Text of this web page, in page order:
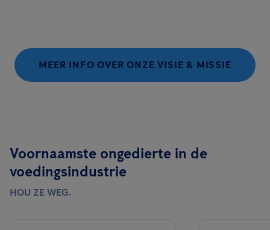
MEER INFO OVER ONZE VISIE & MISSIE
Voornaamste ongedierte in de
voedingsindustrie
HOU ZE WEG.